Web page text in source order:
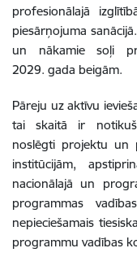
profesionālajā
piesārņojuma
un nākamie soļi
2029. gada beigām.
Pāreju uz aktīvu
tai skaitā ir
noslēgti projektu un
institūcijām,
nacionālajā un
programmas
nepieciešamais
programmu vadības